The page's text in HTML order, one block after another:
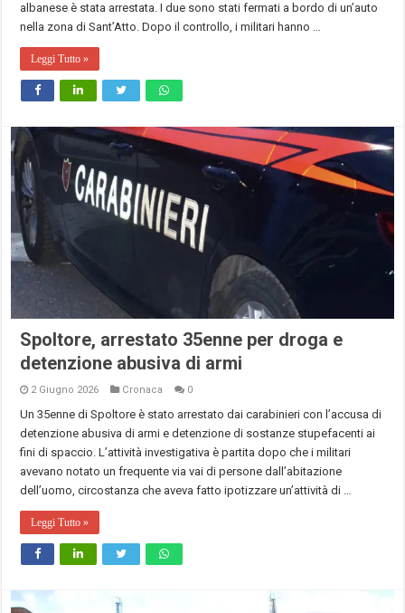
albanese è stata arrestata. I due sono stati fermati a bordo di un’auto
nella zona di Sant’Atto. Dopo il controllo, i militari hanno …
Leggi Tutto »
Spoltore, arrestato 35enne per droga e
detenzione abusiva di armi
2 Giugno 2026 Cronaca 0
Un 35enne di Spoltore è stato arrestato dai carabinieri con l’accusa di
detenzione abusiva di armi e detenzione di sostanze stupefacenti ai
fini di spaccio. L’attività investigativa è partita dopo che i militari
avevano notato un frequente via vai di persone dall’abitazione
dell’uomo, circostanza che aveva fatto ipotizzare un’attività di …
Leggi Tutto »